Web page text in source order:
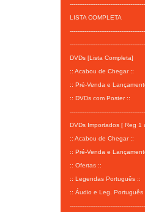
LISTA COMPLETA
DVDs [Lista Completa]
:: Acabou de Chegar ::
:: Pré-Venda e
:: DVDs com Poster ::
DVDs Importados [ Reg 1
:: Acabou de Chegar ::
:: Pré-Venda e
:: Ofertas ::
:: Legendas Português ::
:: Áudio e Leg. Português